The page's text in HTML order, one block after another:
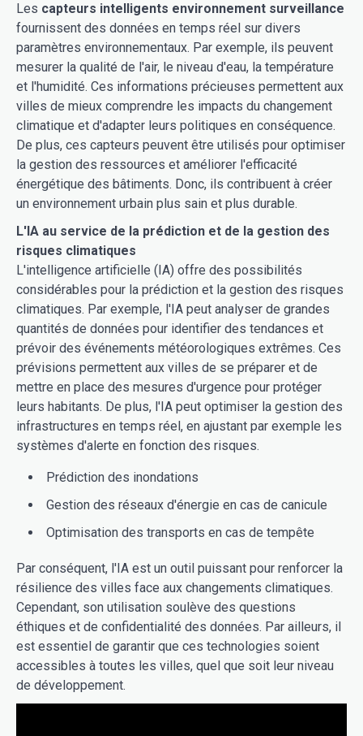
Les capteurs intelligents environnement surveillance
fournissent des données en temps réel sur divers
paramètres environnementaux. Par exemple, ils peuvent
mesurer la qualité de l'air, le niveau d'eau, la température
et l'humidité. Ces informations précieuses permettent aux
villes de mieux comprendre les impacts du changement
climatique et d'adapter leurs politiques en conséquence.
De plus, ces capteurs peuvent être utilisés pour optimiser
la gestion des ressources et améliorer l'efficacité
énergétique des bâtiments. Donc, ils contribuent à créer
un environnement urbain plus sain et plus durable.
L'IA au service de la prédiction et de la gestion des
risques climatiques
L'intelligence artificielle (IA) offre des possibilités
considérables pour la prédiction et la gestion des risques
climatiques. Par exemple, l'IA peut analyser de grandes
quantités de données pour identifier des tendances et
prévoir des événements météorologiques extrêmes. Ces
prévisions permettent aux villes de se préparer et de
mettre en place des mesures d'urgence pour protéger
leurs habitants. De plus, l'IA peut optimiser la gestion des
infrastructures en temps réel, en ajustant par exemple les
systèmes d'alerte en fonction des risques.
Prédiction des inondations
Gestion des réseaux d'énergie en cas de canicule
Optimisation des transports en cas de tempête
Par conséquent, l'IA est un outil puissant pour renforcer la
résilience des villes face aux changements climatiques.
Cependant, son utilisation soulève des questions
éthiques et de confidentialité des données. Par ailleurs, il
est essentiel de garantir que ces technologies soient
accessibles à toutes les villes, quel que soit leur niveau
de développement.